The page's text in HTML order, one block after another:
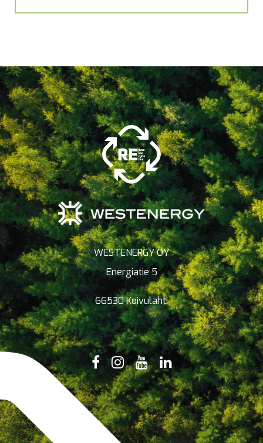
WESTENERGY OY
Energiatie 5
66530 Koivulahti